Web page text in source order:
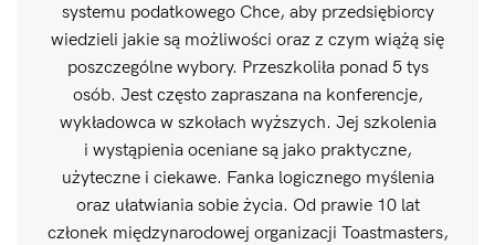
systemu podatkowego Chce, aby przedsiębiorcy
wiedzieli jakie są możliwości oraz z czym wiążą się
poszczególne wybory. Przeszkoliła ponad 5 tys
osób. Jest często zapraszana na konferencje,
wykładowca w szkołach wyższych. Jej szkolenia
i wystąpienia oceniane są jako praktyczne,
użyteczne i ciekawe. Fanka logicznego myślenia
oraz ułatwiania sobie życia. Od prawie 10 lat
członek międzynarodowej organizacji Toastmasters,